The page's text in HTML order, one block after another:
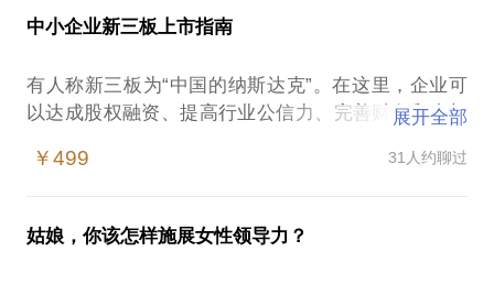
中小企业新三板上市指南
有人称新三板为“中国的纳斯达克”。在这里，企业可
以达成股权融资、提高行业公信力、完善财务和内部
便可以参与一系列的资本市场的运作方法，做市商交
化……
截至到2015年11月30日，全国已有4000多家公司新三
展开全部
￥499 31人约聊过
姑娘，你该怎样施展女性领导力？